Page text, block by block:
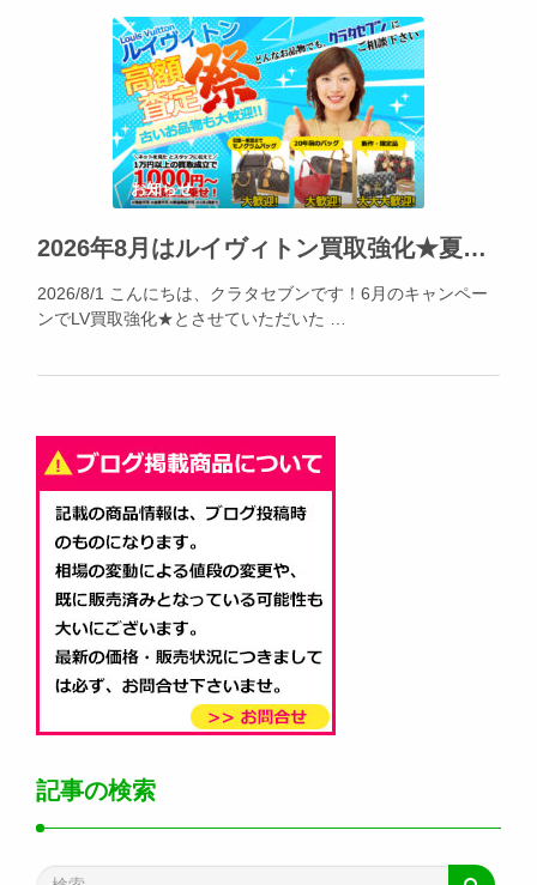
お知らせ
2026年8月はルイヴィトン買取強化★夏休みの出費、不要品でカバー出来ます!!!
2026/8/1 こんにちは、クラタセブンです！6月のキャンペー
ンでLV買取強化★とさせていただいた …
記事の検索